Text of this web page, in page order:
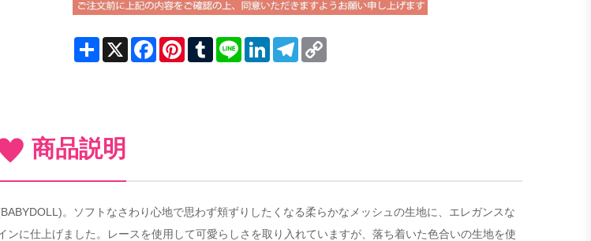
ShareX FacebookPinterestTumblrLine LinkedInTelegram
商品説明
。ソフトなさわり心地で思わず頬ずりしたくなる柔らかなメッシュの生地に、エレガンスな
に仕上げました。レースを使用して可愛らしさを取り入れていますが、落ち着いた色合いの生地を使